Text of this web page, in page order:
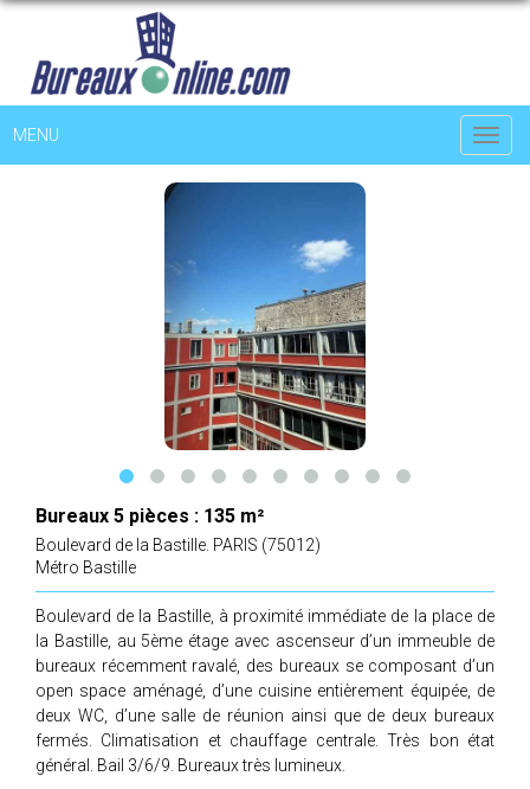
MENU
Bureaux 5 pièces : 135 m²
Boulevard de la Bastille. PARIS (75012)
Métro Bastille
Boulevard de la Bastille, à proximité immédiate de la place de
la Bastille, au 5ème étage avec ascenseur d’un immeuble de
bureaux récemment ravalé, des bureaux se composant d’un
open space aménagé, d’une cuisine entièrement équipée, de
deux WC, d’une salle de réunion ainsi que de deux bureaux
fermés. Climatisation et chauffage centrale. Très bon état
général. Bail 3/6/9. Bureaux très lumineux.